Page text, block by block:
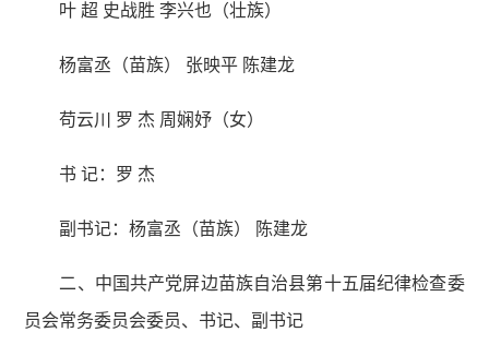
叶 超 史战胜 李兴也（壮族）
杨富丞（苗族） 张映平 陈建龙
苟云川 罗 杰 周娴妤（女）
书 记：罗 杰
副书记：杨富丞（苗族） 陈建龙
二、中国共产党屏边苗族自治县第十五届纪律检查委
员会常务委员会委员、书记、副书记